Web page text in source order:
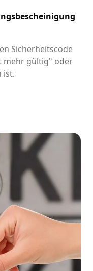
Sicherheitscode
mehr gültig" oder
ist.